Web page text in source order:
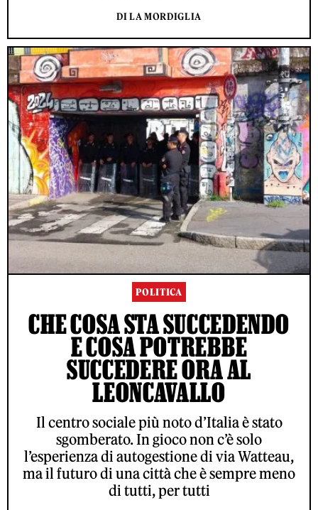
DI LA MORDIGLIA
POLITICA
CHE COSA STA SUCCEDENDO
E COSA POTREBBE
SUCCEDERE ORA AL
LEONCAVALLO
Il centro sociale più noto d’Italia è stato
sgomberato. In gioco non c’è solo
l’esperienza di autogestione di via Watteau,
ma il futuro di una città che è sempre meno
di tutti, per tutti